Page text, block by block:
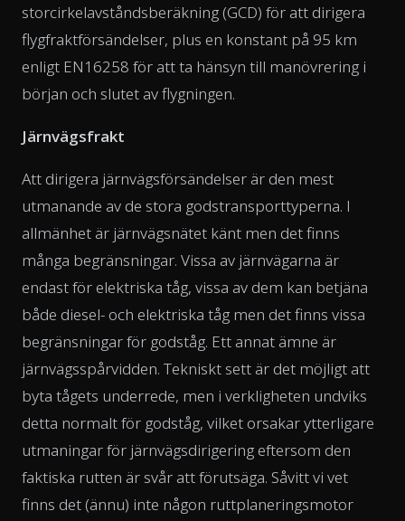
storcirkelavståndsberäkning (GCD) för att dirigera
flygfraktförsändelser, plus en konstant på 95 km
enligt EN16258 för att ta hänsyn till manövrering i
början och slutet av flygningen.
Järnvägsfrakt
Att dirigera järnvägsförsändelser är den mest
utmanande av de stora godstransporttyperna. I
allmänhet är järnvägsnätet känt men det finns
många begränsningar. Vissa av järnvägarna är
endast för elektriska tåg, vissa av dem kan betjäna
både diesel- och elektriska tåg men det finns vissa
begränsningar för godståg. Ett annat ämne är
järnvägsspårvidden. Tekniskt sett är det möjligt att
byta tågets underrede, men i verkligheten undviks
detta normalt för godståg, vilket orsakar ytterligare
utmaningar för järnvägsdirigering eftersom den
faktiska rutten är svår att förutsäga. Såvitt vi vet
finns det (ännu) inte någon ruttplaneringsmotor